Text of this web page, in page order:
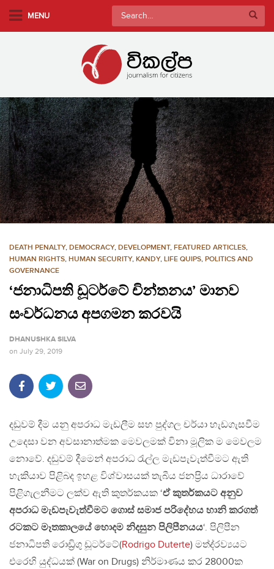
m
a
i
n
c
o
n
t
e
MENU
Search
for:
DEATH PENALTY, DEMOCRACY, DEVELOPMENT, FEATURED ARTICLES,
HUMAN RIGHTS, HUMAN SECURITY, KANDY, LIFE QUIPS, POLITICS AND
GOVERNANCE
‘ජනාධිපති ඩූටර්ටේ චින්තනය’ මානව
සංවර්ධනය අපගමන කරවයි
DHANUSHKA SILVA
on July 29, 2019
දඩුවම් දීම යනු අපරාධ මැඩලීම සහ පුද්ගල චර්යා හැඩගැසවීම
උදෙසා වන අවසානාත්මක මෙවලමක් විනා මූලික ම මෙවලම
නොවේ. දඩුවම් දීමෙන් අපරාධ රැල්ල මැඩපැවැත්වීමට ඇති
හැකියාව පිළිබද ඉහළ විශ්වාසයක් තැබීය ජනප‍්‍රිය ධාරාවේ
පිළිගැලනීමට ලක්ව ඇති කුතර්කයක ‘ඒ කුතර්කයට අනුව
අපරාධ මැඩපැවැත්වීමට ගොස් සමාජ පරිදේහය හානි කරගත්
රටකට මෑතකාලයේ හොදම නිදසුන පිලිපීනයය‘. පිලිපීන
ජනාධිපති රොඩ්‍රිගු ඩූටර්ටේ(Rodrigo Duterte) මත්ද‍්‍රව්‍යයට
එරෙහි යුද්ධයක් (War on Drugs) නිර්මාණය කර 28000ක